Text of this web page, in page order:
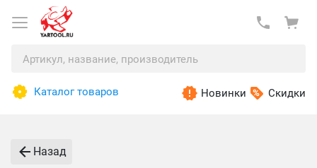
Каталог товаров Новинки Скидки
Назад